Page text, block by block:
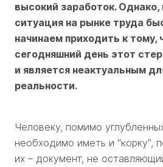
высокий заработок. Однако,
ситуация на рынке труда
начинаем приходить к тому,
сегодняшний день этот
и является неактуальным
реальности.
Человеку, помимо
необходимо иметь и
их – документ, не